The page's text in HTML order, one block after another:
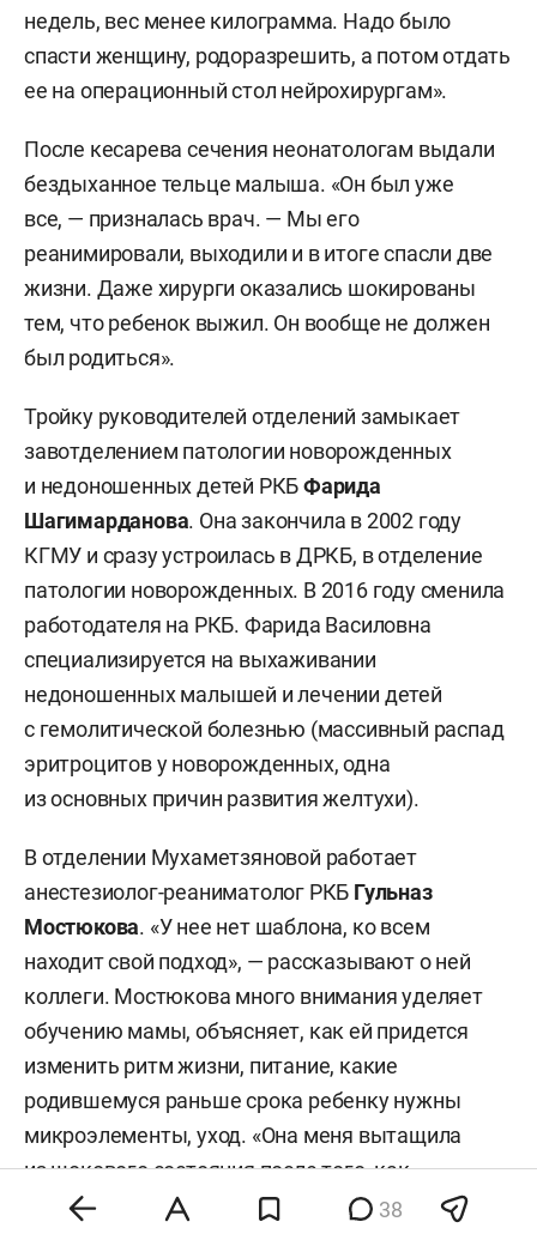
недель, вес менее килограмма. Надо было
спасти женщину, родоразрешить, а потом отдать
ее на операционный стол нейрохирургам».
После кесарева сечения неонатологам выдали
бездыханное тельце малыша. «Он был уже
все, — призналась врач. — Мы его
реанимировали, выходили и в итоге спасли две
жизни. Даже хирурги оказались шокированы
тем, что ребенок выжил. Он вообще не должен
был родиться».
Тройку руководителей отделений замыкает
завотделением патологии новорожденных
и недоношенных детей РКБФарида
Шагимарданова. Она закончила в 2002 году
КГМУ и сразу устроилась в ДРКБ, в отделение
патологии новорожденных. В 2016 году сменила
работодателя на РКБ. Фарида Василовна
специализируется на выхаживании
недоношенных малышей и лечении детей
с гемолитической болезнью (массивный распад
эритроцитов у новорожденных, одна
из основных причин развития желтухи).
В отделении Мухаметзяновой работает
анестезиолог-реаниматолог РКБ Гульназ
Мостюкова. «У нее нет шаблона, ко всем
находит свой подход», — рассказывают о ней
коллеги. Мостюкова много внимания уделяет
обучению мамы, объясняет, как ей придется
изменить ритм жизни, питание, какие
родившемуся раньше срока ребенку нужны
микроэлементы, уход. «Она меня вытащила
из шокового состояния после того, как
произошли со мной не предвиденные
38